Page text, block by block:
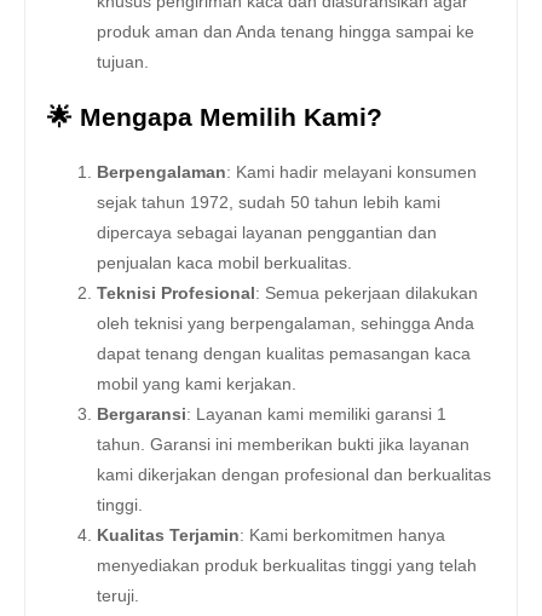
produk aman dan Anda tenang hingga sampai ke
tujuan.
🌟 Mengapa Memilih Kami?
Berpengalaman: Kami hadir melayani konsumen
sejak tahun 1972, sudah 50 tahun lebih kami
dipercaya sebagai layanan penggantian dan
penjualan kaca mobil berkualitas.
Teknisi Profesional : Semua pekerjaan dilakukan
oleh teknisi yang berpengalaman, sehingga Anda
dapat tenang dengan kualitas pemasangan kaca
mobil yang kami kerjakan.
Bergaransi: Layanan kami memiliki garansi 1
tahun. Garansi ini memberikan bukti jika layanan
kami dikerjakan dengan profesional dan berkualitas
tinggi.
Kualitas Terjamin: Kami berkomitmen hanya
menyediakan produk berkualitas tinggi yang telah
teruji.